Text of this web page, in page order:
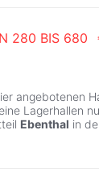
280 BIS 680
angebotenen
Lagerhallen
Ebenthal in